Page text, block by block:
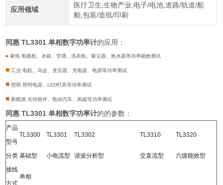
应用领域
医疗卫生,生物产业,电子/电池,道路/轨道/船
舶,包装/造纸/印刷
同惠 TL3301 单相数字功率计的应用：
■ 家电 电视机、冰箱、空调、洗衣机、吸尘器、热水器等功率能效测试
■ 工业 电机、马达、变压器、充电器、电源等功率测试
■ 照明 照明电器、LED灯具等功率测试
■ 新能源 光伏组件、电动汽车、风能等功率测试
同惠 TL3301 单相数字功率计的的参数：
产品
型号
TL3300 TL3301 TL3302 TL3310 TL3320
分类 基础型 小电流型 谐波分析型 交直流型
六级能效型
接线
方式
单相